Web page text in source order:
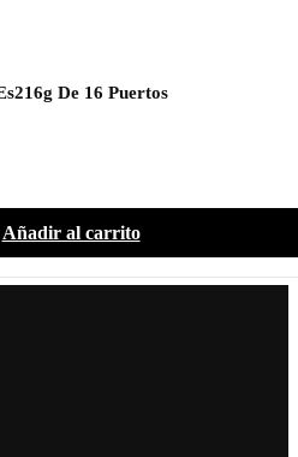
De 16 Puertos
Añadir al carrito